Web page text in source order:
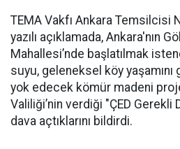
TEMA Vakfı Ankara Temsilcisi
yazılı açıklamada, Ankara'nın
Mahallesi’nde başlatılmak
suyu, geleneksel köy
yok edecek kömür madeni
Valiliği’nin verdiği "ÇED Gerekli
dava açtıklarını bildirdi.